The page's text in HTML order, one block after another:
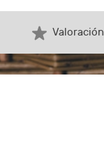
Valoración